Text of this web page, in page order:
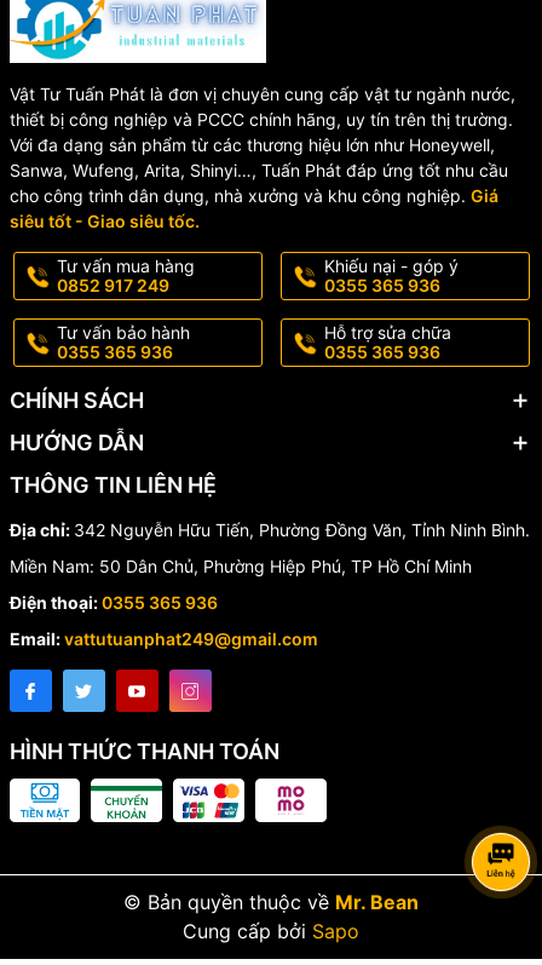
Vật Tư Tuấn Phát là đơn vị chuyên cung cấp vật tư ngành nước,
thiết bị công nghiệp và PCCC chính hãng, uy tín trên thị trường.
Với đa dạng sản phẩm từ các thương hiệu lớn như Honeywell,
Sanwa, Wufeng, Arita, Shinyi…, Tuấn Phát đáp ứng tốt nhu cầu
cho công trình dân dụng, nhà xưởng và khu công nghiệp. Giá
siêu tốt - Giao siêu tốc.
Tư vấn mua hàng
0852 917 249
Khiếu nại - góp ý
0355 365 936
Tư vấn bảo hành
0355 365 936
Hỗ trợ sửa chữa
0355 365 936
CHÍNH SÁCH
HƯỚNG DẪN
THÔNG TIN LIÊN HỆ
Địa chỉ: 342 Nguyễn Hữu Tiến, Phường Đồng Văn, Tỉnh Ninh Bình.
Miền Nam: 50 Dân Chủ, Phường Hiệp Phú, TP Hồ Chí Minh
Điện thoại:0355 365 936
Email:vattutuanphat249@gmail.com
HÌNH THỨC THANH TOÁN
© Bản quyền thuộc về Mr. Bean
Cung cấp bởi Sapo